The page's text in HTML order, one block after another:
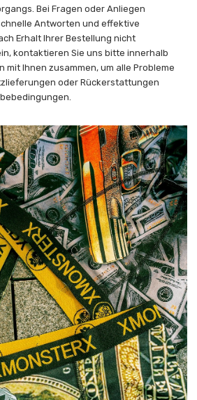
Bei Fragen oder Anliegen
Antworten und effektive
Erhalt Ihrer Bestellung nicht
kontaktieren Sie uns bitte innerhalb
mit Ihnen zusammen, um alle Probleme
oder Rückerstattungen